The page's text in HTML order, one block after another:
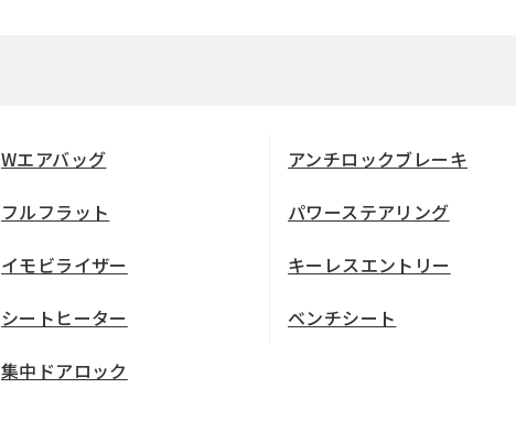
Wエアバッグ アンチロックブレーキ
フルフラット パワーステアリング
イモビライザー キーレスエントリー
シートヒーター ベンチシート
集中ドアロック